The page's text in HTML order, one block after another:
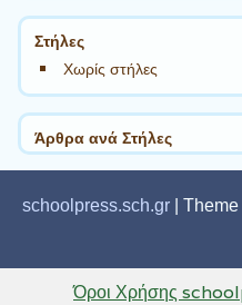
Στήλες
Χωρίς στήλες
Άρθρα ανά Στήλες
schoolpress.sch.gr |
Όροι Χρήσης